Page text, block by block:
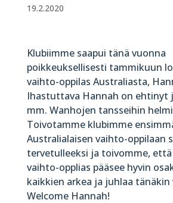
19.2.2020
Klubiimme saapui tänä vuonna
poikkeuksellisesti tammikuun
vaihto-oppilas Australiasta,
Ihastuttava Hannah on ehtinyt
mm. Wanhojen tansseihin
Toivotamme klubimme
Australialaisen vaihto-oppilaan
tervetulleeksi ja toivomme,
vaihto-opplias pääsee hyvin
kaikkien arkea ja juhlaa tänäkin
Welcome Hannah!